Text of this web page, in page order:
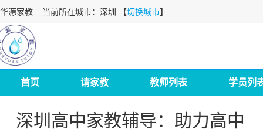
华源家教 当前所在城市：深圳 【切换城市】
首页 请家教 教师列表 学员列
深圳高中家教辅导：助力高中